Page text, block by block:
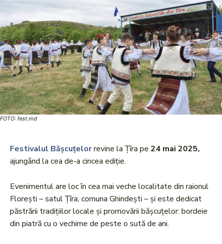
FOTO: fest.md
Festivalul Bășcuțelorrevine la Țîra pe 24 mai 2025,
ajungând la cea de-a cincea ediție.
Evenimentul are loc în cea mai veche localitate din raionul
Florești – satul Țîra, comuna Ghindești – și este dedicat
păstrării tradițiilor locale și promovării bășcuțelor: bordeie
din piatră cu o vechime de peste o sută de ani.